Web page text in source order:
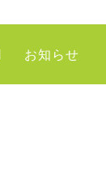
お知らせ